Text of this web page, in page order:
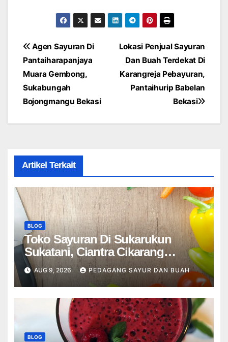
Post
navigation
Lokasi Penjual Sayuran
Dan Buah Terdekat Di
Karangreja Pebayuran,
Pantaihurip Babelan
Bekasi
Agen Sayuran Di
Pantaiharapanjaya
Muara Gembong,
Sukabungah
Bojongmangu Bekasi
Artikel Terkait
BLOG
Toko Sayuran Di Sukarukun
Sukatani, Ciantra Cikarang
Selatan Bekasi
AUG 9, 2026 PEDAGANG SAYUR DAN BUAH
BLOG